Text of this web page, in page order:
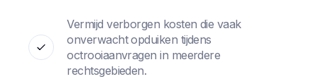
Vermijd verborgen kosten die vaak
onverwacht opduiken tijdens
octrooiaanvragen in meerdere
rechtsgebieden.